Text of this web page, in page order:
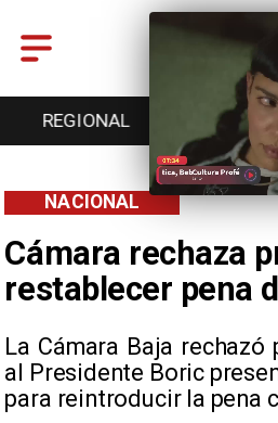
ENTRETENCIÓN
Cámara rechaza
restablecer pena
La Cámara Baja
al Presidente Boric
para reintroducir la pena
NACIONAL